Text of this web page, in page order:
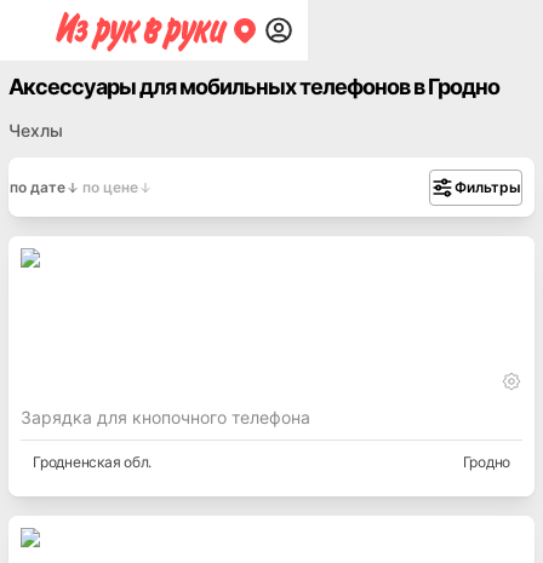
Аксессуары для мобильных телефонов в Гродно
Чехлы
по дате по цене Фильтры
Зарядка для кнопочного телефона
Гродненская обл. Гродно